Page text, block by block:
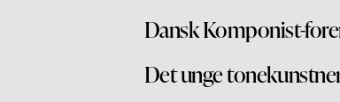
Dansk Komponist-
Det unge